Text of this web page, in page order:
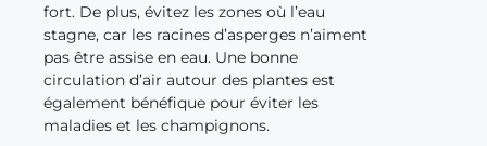
fort. De plus, évitez les zones où l’eau
stagne, car les racines d’asperges n’aiment
pas être assise en eau. Une bonne
circulation d’air autour des plantes est
également bénéfique pour éviter les
maladies et les champignons.